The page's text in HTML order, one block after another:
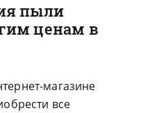
пыли
ценам в
магазине
все